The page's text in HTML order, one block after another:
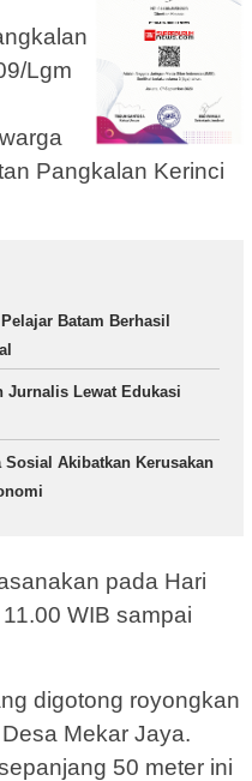
Lgm
Pangkalan Kerinci
Batam Berhasil
Jurnalis Lewat Edukasi
Akibatkan Kerusakan
pada Hari
WIB sampai
digotong royongkan
Mekar Jaya.
50 meter ini